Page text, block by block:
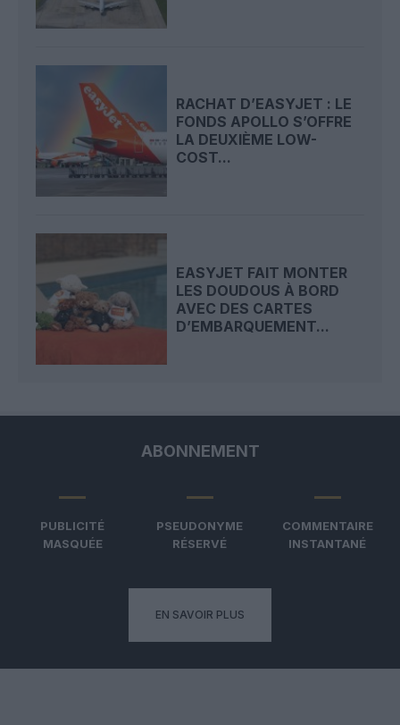
RACHAT D’EASYJET : LE
FONDS APOLLO S’OFFRE
LA DEUXIÈME LOW-
COST...
EASYJET FAIT MONTER
LES DOUDOUS À BORD
AVEC DES CARTES
D’EMBARQUEMENT...
ABONNEMENT
PUBLICITÉ
MASQUÉE
PSEUDONYME
RÉSERVÉ
COMMENTAIRE
INSTANTANÉ
EN SAVOIR PLUS